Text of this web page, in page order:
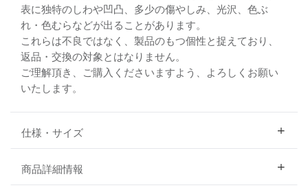
表に独特のしわや凹凸、多少の傷やしみ、光沢、色ぶ
れ・色むらなどが出ることがあります。
これらは不良ではなく、製品のもつ個性と捉えており、
返品・交換の対象とはなりません。
ご理解頂き、ご購入くださいますよう、よろしくお願い
いたします。
仕様・サイズ
商品詳細情報